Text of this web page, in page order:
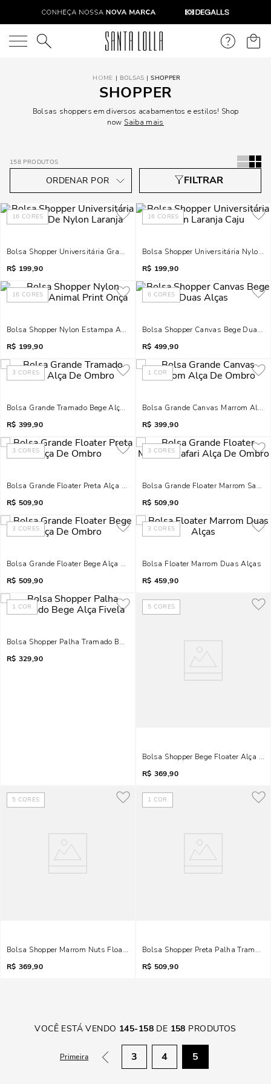
O que você está procurando?
BOLSAS SHOPPER
SHOPPER
Bolsas shoppers em diversos acabamentos e estilos! Shop
now Saiba mais
158 PRODUTOS
16 CORES
Bolsa Shopper Universitária Grande De Nylon Laranja
R$ 199,90
16 CORES
Bolsa Shopper Universitária Nylon
R$ 199,90
16 CORES
Bolsa Shopper Nylon Estampa Animal Print Onça
R$ 199,90
6 CORES
Bolsa Shopper Canvas Bege Duas
R$ 499,90
3 CORES
Bolsa Grande Tramado Bege Alça De Ombro
R$ 399,90
1 COR
Bolsa Grande Canvas Marrom Alça
R$ 399,90
3 CORES
Bolsa Grande Floater Preta Alça De Ombro
R$ 509,90
3 CORES
Bolsa Grande Floater Marrom
R$ 509,90
3 CORES
Bolsa Grande Floater Bege Alça De Ombro
R$ 509,90
3 CORES
Bolsa Floater Marrom Duas Alças
R$ 459,90
1 COR
Bolsa Shopper Palha Tramado Bege Alça Fivela
R$ 329,90
5 CORES
Bolsa Shopper Bege Floater Alça De
R$ 369,90
5 CORES
Bolsa Shopper Marrom Nuts Floater Alça De Ombro
R$ 369,90
1 COR
Bolsa Shopper Preta Palha Tramado
R$ 509,90
VOCÊ ESTÁ VENDO 145-158 DE 158 PRODUTOS
Primeira 3 4 5